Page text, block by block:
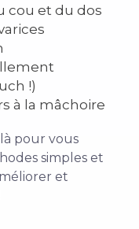
cou et du dos
!)
à la mâchoire
pour vous
simples et
et